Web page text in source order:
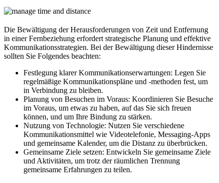
Die Bewältigung der Herausforderungen von Zeit und Entfernung
in einer Fernbeziehung erfordert strategische Planung und effektive
Kommunikationsstrategien. Bei der Bewältigung dieser Hindernisse
sollten Sie Folgendes beachten:
Festlegung klarer Kommunikationserwartungen: Legen Sie
regelmäßige Kommunikationspläne und -methoden fest, um
in Verbindung zu bleiben.
Planung von Besuchen im Voraus: Koordinieren Sie Besuche
im Voraus, um etwas zu haben, auf das Sie sich freuen
können, und um Ihre Bindung zu stärken.
Nutzung von Technologie: Nutzen Sie verschiedene
Kommunikationsmittel wie Videotelefonie, Messaging-Apps
und gemeinsame Kalender, um die Distanz zu überbrücken.
Gemeinsame Ziele setzen: Entwickeln Sie gemeinsame Ziele
und Aktivitäten, um trotz der räumlichen Trennung
gemeinsame Erfahrungen zu teilen.